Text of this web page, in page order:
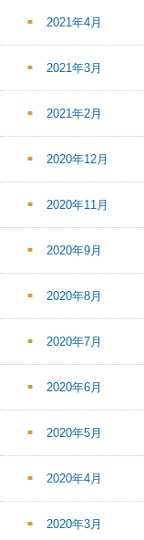
2021年4月
2021年3月
2021年2月
2020年12月
2020年11月
2020年9月
2020年8月
2020年7月
2020年6月
2020年5月
2020年4月
2020年3月